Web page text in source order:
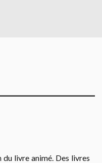
livre animé. Des livres